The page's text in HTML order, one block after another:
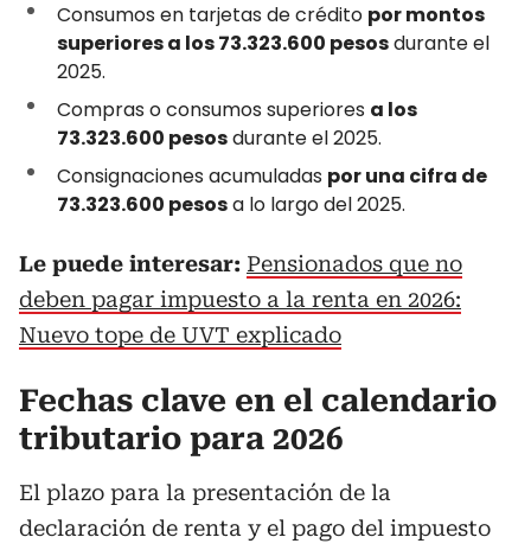
Consumos en tarjetas de crédito por montos
superiores a los 73.323.600 pesosdurante el
2025.
Compras o consumos superiores a los
73.323.600 pesosdurante el 2025.
Consignaciones acumuladas por una cifra de
73.323.600 pesosa lo largo del 2025.
Le puede interesar: Pensionados que no
deben pagar impuesto a la renta en 2026:
Nuevo tope de UVT explicado
Fechas clave en el calendario
tributario para 2026
El plazo para la presentación de la
declaración de renta y el pago del impuesto